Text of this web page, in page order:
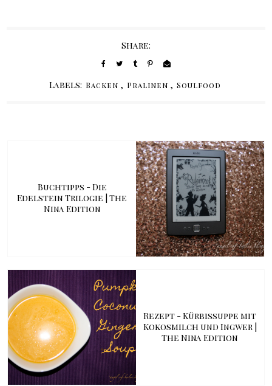
Share:
Labels: Backen , Pralinen , Soulfood
Buchtipps - Die
Edelstein Trilogie | The
Nina Edition
Rezept - Kürbissuppe mit
Kokosmilch und Ingwer |
The Nina Edition